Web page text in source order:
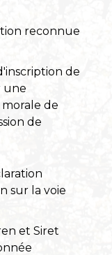
reconnue
de
une
de
de
sur la voie
et Siret